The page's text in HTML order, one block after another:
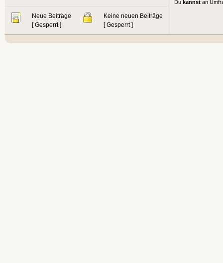
Du kannst an
Neue Beiträge
[ Gesperrt ]
Keine neuen Beiträge
[ Gesperrt ]